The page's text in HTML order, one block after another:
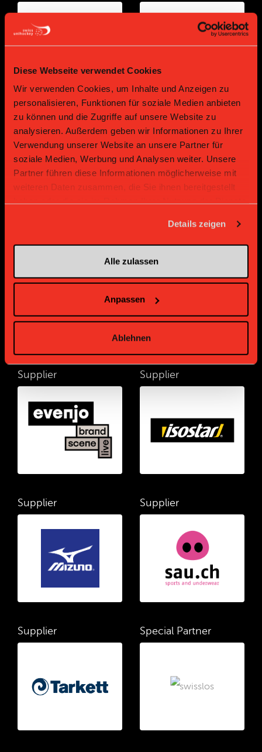
Diese Webseite verwendet Cookies
Wir verwenden Cookies, um Inhalte und Anzeigen zu
personalisieren, Funktionen für soziale Medien anbieten
zu können und die Zugriffe auf unsere Website zu
analysieren. Außerdem geben wir Informationen zu Ihrer
Verwendung unserer Website an unsere Partner für
soziale Medien, Werbung und Analysen weiter. Unsere
Partner führen diese Informationen möglicherweise mit
weiteren Daten zusammen, die Sie ihnen bereitgestellt
Details zeigen
Alle zulassen
Anpassen
Ablehnen
Bronze Partner
Supplier Supplier
Supplier Supplier
Supplier Supplier
Supplier Special Partner